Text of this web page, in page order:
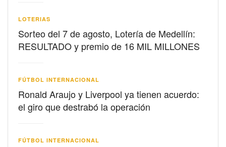
LOTERIAS
Sorteo del 7 de agosto, Lotería de Medellín:
RESULTADO y premio de 16 MIL MILLONES
FÚTBOL INTERNACIONAL
Ronald Araujo y Liverpool ya tienen acuerdo:
el giro que destrabó la operación
FÚTBOL INTERNACIONAL